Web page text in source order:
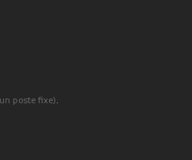
poste fixe).